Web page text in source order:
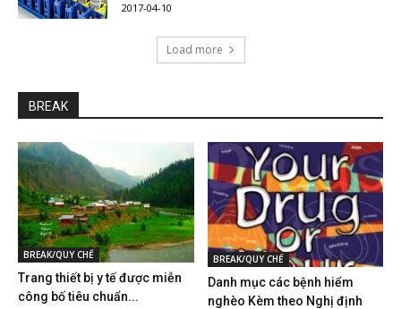
2017-04-10
Load more
BREAK
BREAK/QUY CHẾ
Trang thiết bị y tế được miễn
công bố tiêu chuẩn...
BREAK/QUY CHẾ
Danh mục các bệnh hiểm
nghèo Kèm theo Nghị định